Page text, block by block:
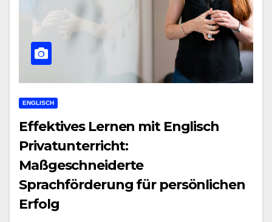
ENGLISCH
Effektives Lernen mit Englisch
Privatunterricht:
Maßgeschneiderte
Sprachförderung für persönlichen
Erfolg